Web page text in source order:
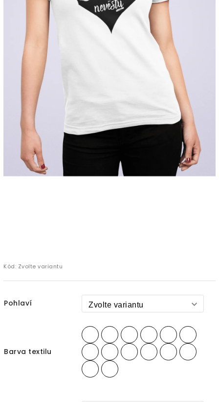
Kód: Zvolte variantu
Pohlaví
Barva textilu